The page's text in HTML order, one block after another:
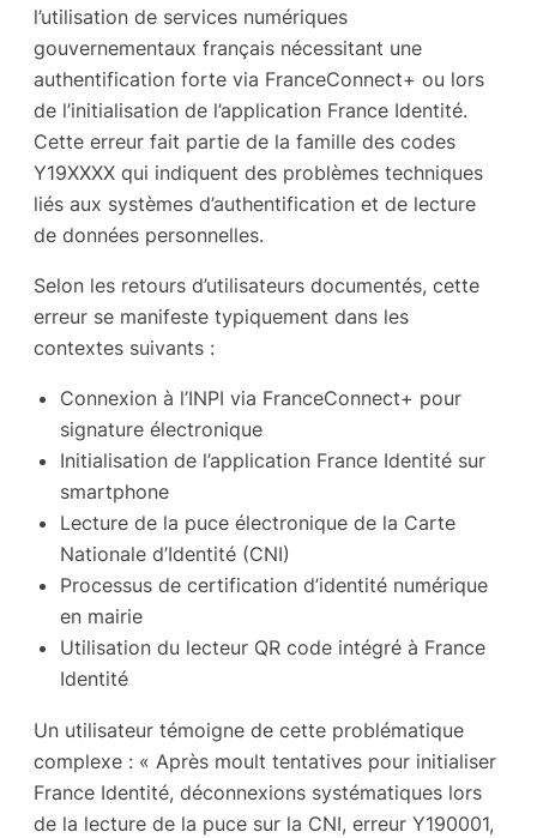
l’utilisation de services numériques
gouvernementaux français nécessitant une
authentification forte via FranceConnect+ ou lors
de l’initialisation de l’application France Identité.
Cette erreur fait partie de la famille des codes
Y19XXXX qui indiquent des problèmes techniques
liés aux systèmes d’authentification et de lecture
de données personnelles.
Selon les retours d’utilisateurs documentés, cette
erreur se manifeste typiquement dans les
contextes suivants :
Connexion à l’INPI via FranceConnect+ pour
signature électronique
Initialisation de l’application France Identité sur
smartphone
Lecture de la puce électronique de la Carte
Nationale d’Identité (CNI)
Processus de certification d’identité numérique
en mairie
Utilisation du lecteur QR code intégré à France
Identité
Un utilisateur témoigne de cette problématique
complexe : « Après moult tentatives pour initialiser
France Identité, déconnexions systématiques lors
de la lecture de la puce sur la CNI, erreur Y190001,